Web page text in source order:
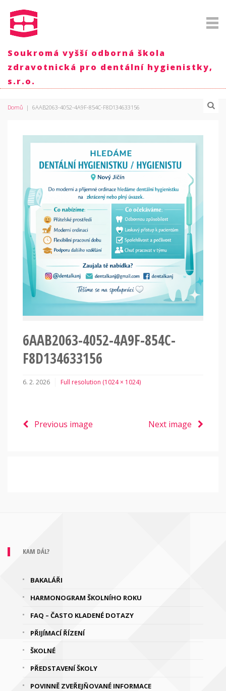
Soukromá vyšší odborná škola
zdravotnická pro dentální hygienistky,
s.r.o.
Domů | 6AAB2063-4052-4A9F-854C-F8D134633156
6AAB2063-4052-4A9F-854C-
F8D134633156
6. 2. 2026 Full resolution (1024 × 1024)
Previous image Next image
KAM DÁL?
BAKALÁŘI
HARMONOGRAM ŠKOLNÍHO ROKU
FAQ – ČASTO KLADENÉ DOTAZY
PŘIJÍMACÍ ŘÍZENÍ
ŠKOLNÉ
PŘEDSTAVENÍ ŠKOLY
POVINNĚ ZVEŘEJŇOVANÉ INFORMACE